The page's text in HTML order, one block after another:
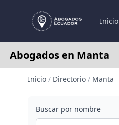
Inicio
Abogados en Manta
Inicio / Directorio / Manta
Buscar por nombre